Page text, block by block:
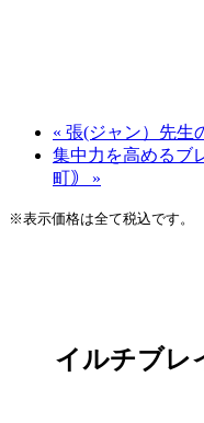
« 張(ジャン）先
集中力を高めるブ
町｠ »
※表示価格は全て税込です。
イルチブレ